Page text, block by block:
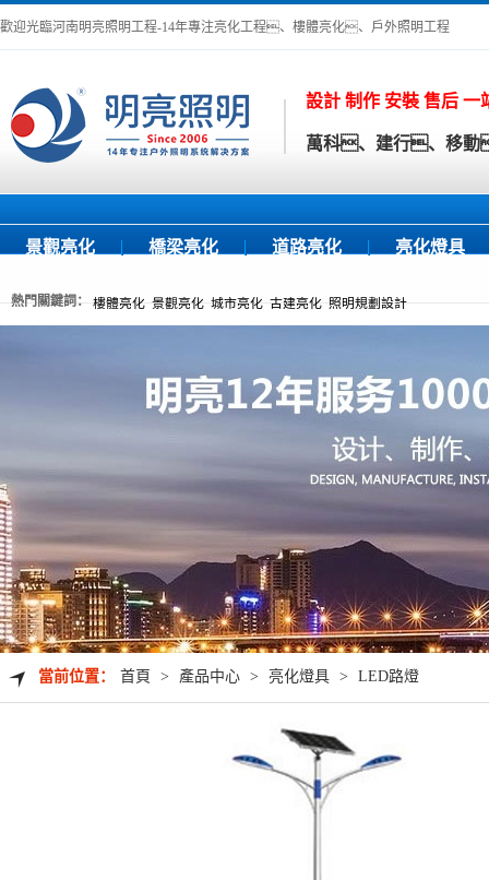
歡迎光臨河南明亮照明工程-14年專注亮化工程、樓體亮化、戶外照明工程
設計 制作 安裝 售后 一
萬科、建行、移動
景觀亮化 橋梁亮化 道路亮化 亮化燈具
熱門關鍵詞：
當前位置： 首頁 > 產品中心 > 亮化燈具 > LED路燈